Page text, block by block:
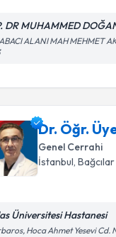
DR MUHAMMED
ALANI MAH MEHMET
Dr. Öğr.
Genel Cerrahi
İstanbul,Bağcılar
Üniversitesi Hastanesi
Hoca Ahmet Yesevi Cd.